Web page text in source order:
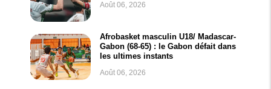
Août 06, 2026
Afrobasket masculin U18/ Madascar-
Gabon (68-65) : le Gabon défait dans
les ultimes instants
Août 06, 2026